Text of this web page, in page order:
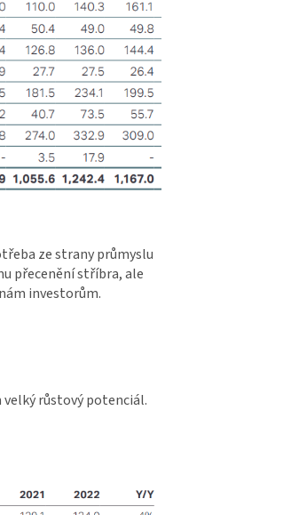
ze strany průmyslu
přecenění stříbra, ale
investorům.
růstový potenciál.